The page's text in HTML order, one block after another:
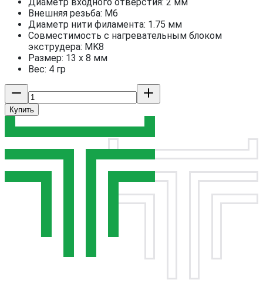
Внешняя резьба: М6
Диаметр нити филамента: 1.75 мм
Совместимость с нагревательным блоком
экструдера: MK8
Размер: 13 х 8 мм
Вес: 4 гр
Купить